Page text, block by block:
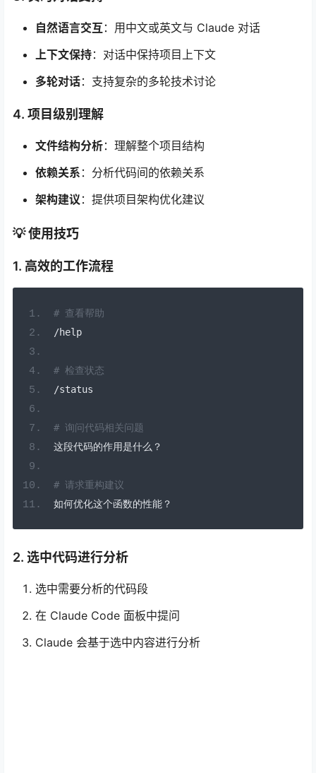
自然语言交互 ：用中文或英文与 Claude 对话
上下文保持：对话中保持项目上下文
多轮对话：支持复杂的多轮技术讨论
4. 项目级别理解
文件结构分析：理解整个项目结构
依赖关系 ：分析代码间的依赖关系
架构建议 ：提供项目架构优化建议
💡 使用技巧
1. 高效的工作流程
# 查看帮助
/help
# 检查状态
/status
# 询问代码相关问题
这段代码的作用是什么？
# 请求重构建议
如何优化这个函数的性能？
2. 选中代码进行分析
选中需要分析的代码段
在 Claude Code 面板中提问
Claude 会基于选中内容进行分析